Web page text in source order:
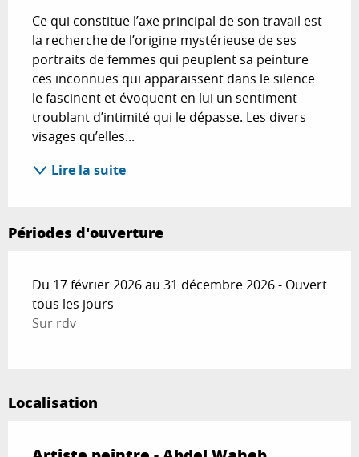
Ce qui constitue l’axe principal de son travail est
la recherche de l’origine mystérieuse de ses
portraits de femmes qui peuplent sa peinture
ces inconnues qui apparaissent dans le silence
le fascinent et évoquent en lui un sentiment
troublant d’intimité qui le dépasse. Les divers
visages qu’elles...
Lire la suite
Périodes d'ouverture
Du 17 février 2026 au 31 décembre 2026 - Ouvert
tous les jours
Sur rdv
Localisation